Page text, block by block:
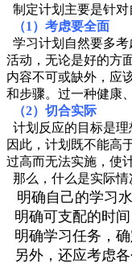
制定计划主要是针
（1）考虑要全面
学习计划自然要多
活动，无论是好的方
内容不可或缺外，应
和步骤。过一种健康
（2）切合实际
计划反应的目标是
因此，计划既不能高
过高而无法实施，使
那么，什么是实际情
明确自己的学习
明确可支配的时
明确学习任务，
另外，还应考虑